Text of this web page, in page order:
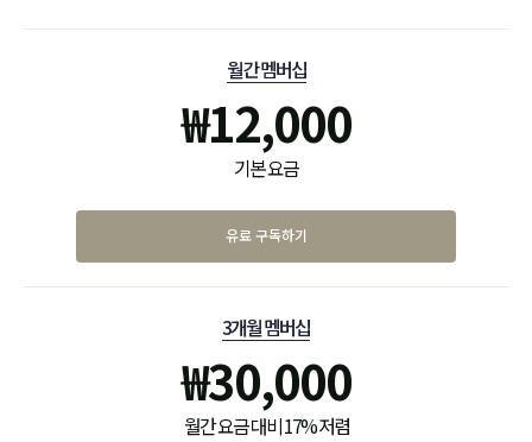
월간 멤버십
₩12,000
기본 요금
유료 구독하기
3개월 멤버십
₩30,000
월간 요금 대비 17% 저렴